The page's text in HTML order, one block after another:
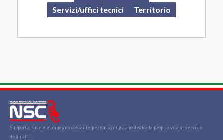
Servizi/uffici tecnici
Territorio
Supporto, tutela e impegno costante per chi ogni giorno dedica la propria vita al servizio
degli altri.